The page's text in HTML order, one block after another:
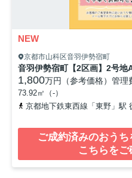
NEW
京都市山科区音羽伊勢宿町
音羽伊勢宿町【2区画】2号
1,800万円（参考価格） 管理
73.92㎡（-）
京都地下鉄東西線「東野」駅
ご成約済みのおう
こちらを